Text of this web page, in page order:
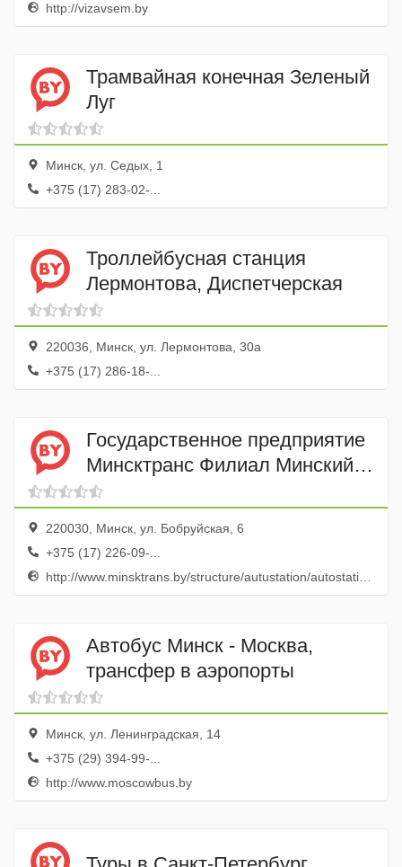
http://vizavsem.by
Трамвайная конечная Зеленый
Луг
Минск, ул. Седых, 1
+375 (17) 283-02-...
Троллейбусная станция
Лермонтова, Диспетчерская
220036, Минск, ул. Лермонтова, 30а
+375 (17) 286-18-...
Государственное предприятие
Минсктранс Филиал Минский
автовокзал Автовокзал
Центральный
220030, Минск, ул. Бобруйская, 6
+375 (17) 226-09-...
http://www.minsktrans.by/structure/autustation/autostations/avcentr
Автобус Минск - Москва,
трансфер в аэропорты
Минск, ул. Ленинградская, 14
+375 (29) 394-99-...
http://www.moscowbus.by